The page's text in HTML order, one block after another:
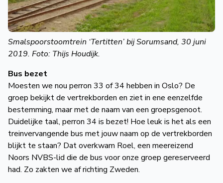
Smalspoorstoomtrein ‘Tertitten’ bij Sorumsand, 30 juni
2019. Foto: Thijs Houdijk.
Bus bezet
Moesten we nou perron 33 of 34 hebben in Oslo? De
groep bekijkt de vertrekborden en ziet in ene eenzelfde
bestemming, maar met de naam van een groepsgenoot.
Duidelijke taal, perron 34 is bezet! Hoe leuk is het als een
treinvervangende bus met jouw naam op de vertrekborden
blijkt te staan? Dat overkwam Roel, een meereizend
Noors NVBS-lid die de bus voor onze groep gereserveerd
had. Zo zakten we af richting Zweden.